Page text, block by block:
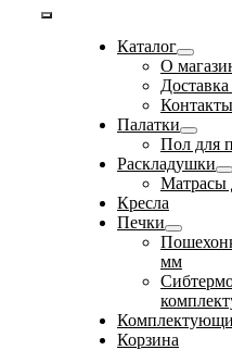
Toggle
Navigation
Каталог
О
Контакты
Палатки
Пол для
Раскладушки
Матрасы
Кресла
Печки
мм
Корзина